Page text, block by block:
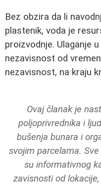
Bez obzira da li
plastenik, voda je
proizvodnje. Ulaganje
nezavisnost od
nezavisnost, na kraju
Ovaj članak je
poljoprivrednika i
bušenja bunara i
svojim parcelama.
su informativnog
zavisnosti od